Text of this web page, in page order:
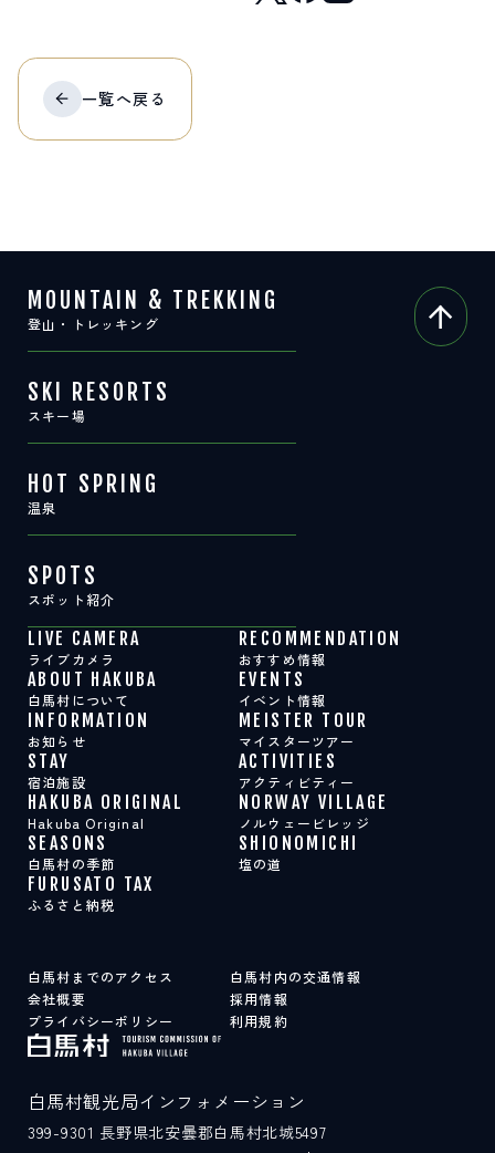
白馬村観光局インフォメーション
399-9301 長野県北安曇郡白馬村北城5497
Snow Peak LAND STATION HAKUBA内
営業時間：9:00～17:00 定休日：無休
TEL.0261-85-4210 / FAX.0261-85-4240
白馬村までのアクセス
会社概要
プライバシーポリシー
一覧へ戻る
MOUNTAIN & TREKKING
登山・トレッキング
SKI RESORTS
スキー場
HOT SPRING
温泉
SPOTS
スポット紹介
LIVE CAMERA
ライブカメラ
RECOMMENDATION
おすすめ情報
ABOUT HAKUBA
白馬村について
EVENTS
イベント情報
INFORMATION
お知らせ
MEISTER TOUR
マイスターツアー
STAY
宿泊施設
ACTIVITIES
アクティビティー
HAKUBA ORIGINAL
Hakuba Original
NORWAY VILLAGE
ノルウェービレッジ
SEASONS
白馬村の季節
SHIONOMICHI
塩の道
FURUSATO TAX
ふるさと納税
白馬村までのアクセス
白馬村内の交通情報
会社概要
採用情報
プライバシーポリシー
利用規約
白馬村観光局インフォメーション
399-9301 長野県北安曇郡白馬村北城5497